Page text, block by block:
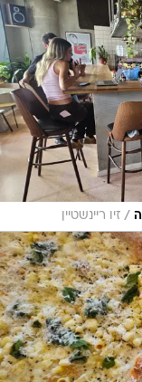
/ זיו ריינשטיין